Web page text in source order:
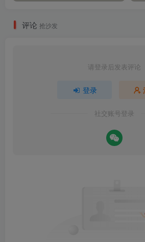
评论 抢沙发
请登录后发表评论
登录
社交账号登录